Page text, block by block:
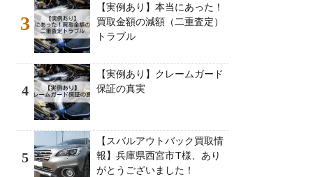
3
【実例あり】本当にあった！
買取金額の減額（二重査定）
トラブル
4
【実例あり】クレームガード
保証の真実
5
【スバルアウトバック買取情
報】兵庫県西宮市T様、あり
がとうございました！